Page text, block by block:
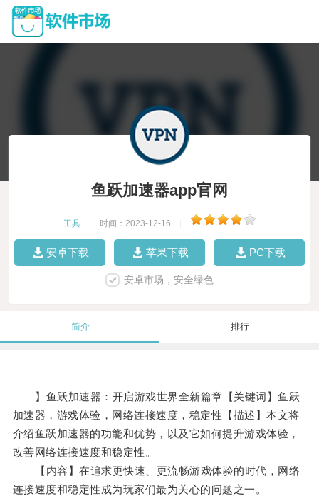
鱼跃加速器app官网
工具 时间：2023-12-16
安卓下载 苹果下载 PC下载
安卓市场，安全绿色
简介 排行
】鱼跃加速器：开启游戏世界全新篇章【关键词】鱼跃
加速器，游戏体验，网络连接速度，稳定性【描述】本文将
介绍鱼跃加速器的功能和优势，以及它如何提升游戏体验，
改善网络连接速度和稳定性。
【内容】在追求更快速、更流畅游戏体验的时代，网络
连接速度和稳定性成为玩家们最为关心的问题之一。